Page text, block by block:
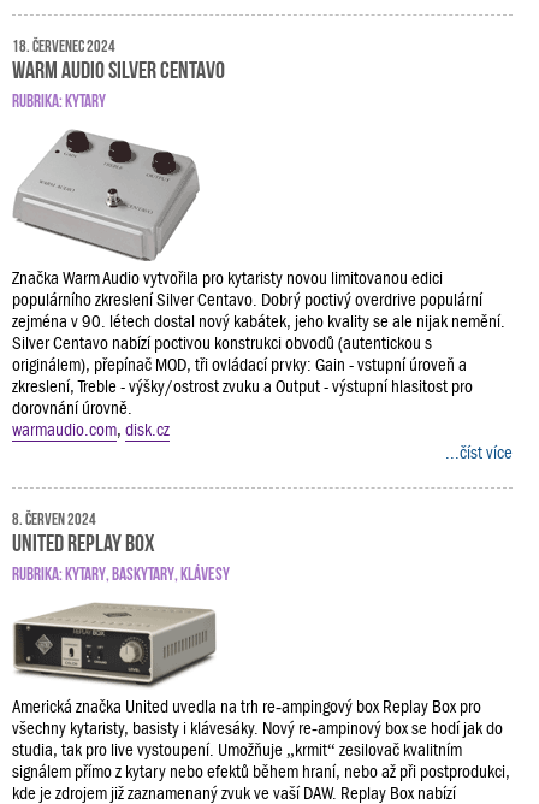
18. červenec 2024
Warm Audio Silver Centavo
RUBRIKA:KYTARY
Značka Warm Audio vytvořila pro kytaristy novou limitovanou edici
populárního zkreslení Silver Centavo. Dobrý poctivý overdrive populární
zejména v 90. létech dostal nový kabátek, jeho kvality se ale nijak nemění.
Silver Centavo nabízí poctivou konstrukci obvodů (autentickou s
originálem), přepínač MOD, tři ovládací prvky: Gain - vstupní úroveň a
zkreslení, Treble - výšky/ostrost zvuku a Output - výstupní hlasitost pro
dorovnání úrovně.
warmaudio.com, disk.cz
...číst více
8. červen 2024
United Replay Box
RUBRIKA:KYTARY BASKYTARY KLÁVESY
Americká značka United uvedla na trh re‑ampingový box Replay Box pro
všechny kytaristy, basisty i klávesáky. Nový re‑ampinový box se hodí jak do
studia, tak pro live vystoupení. Umožňuje „krmit“ zesilovač kvalitním
signálem přímo z kytary nebo efektů během hraní, nebo až při postprodukci,
kde je zdrojem již zaznamenaný zvuk ve vaší DAW. Replay Box nabízí